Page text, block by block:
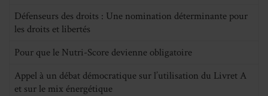
Défenseurs des droits : Une nomination déterminante pour
les droits et libertés
Pour que le Nutri-Score devienne obligatoire
Appel à un débat démocratique sur l’utilisation du Livret A
et sur le mix énergétique